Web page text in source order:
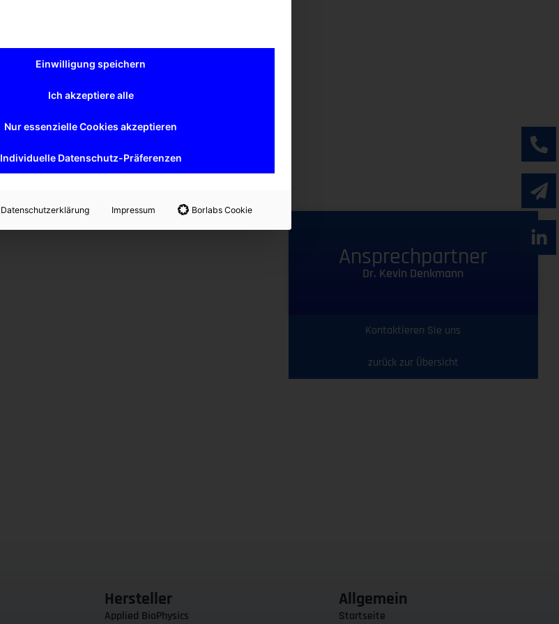
Ansprechpartner
Dr. Kevin Denkmann
Kontaktieren Sie uns
zurück zur Übersicht
Hersteller
Applied BioPhysics
Allgemein
Startseite
Einwilligung speichern
Ich akzeptiere alle
Nur essenzielle Cookies akzeptieren
Individuelle Datenschutz-Präferenzen
Datenschutzerklärung Impressum Borlabs Cookie